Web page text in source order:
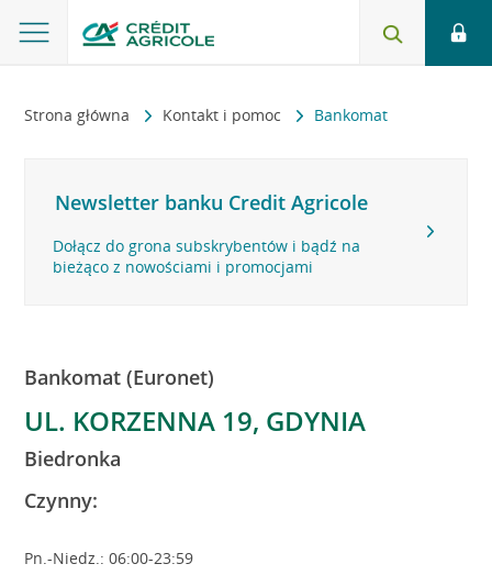
Strona główna Kontakt i pomoc Bankomat
Newsletter banku Credit Agricole
Dołącz do grona subskrybentów i bądź na
bieżąco z nowościami i promocjami
Bankomat (Euronet)
UL. KORZENNA 19, GDYNIA
Biedronka
Czynny:
Pn.-Niedz.: 06:00-23:59